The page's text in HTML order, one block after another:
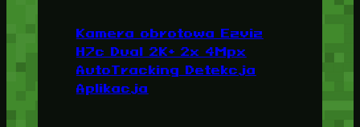
Kamera obrotowa Ezviz
H7c Dual 2K+ 2x 4Mpx
AutoTracking Detekcja
Aplikacja